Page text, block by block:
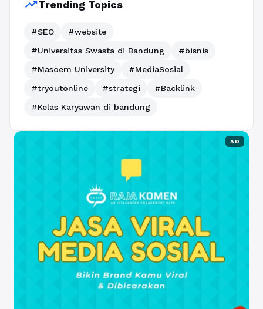
trending_upTrending Topics
#SEO
#website
#Universitas Swasta di Bandung
#bisnis
#Masoem University
#MediaSosial
#tryoutonline
#strategi
#Backlink
#Kelas Karyawan di bandung
AD